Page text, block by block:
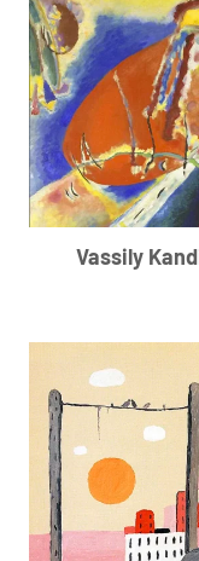
Vassily